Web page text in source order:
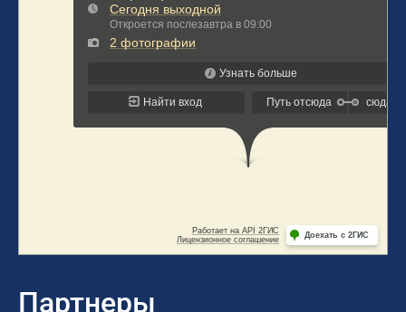
Партнеры